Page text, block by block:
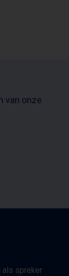
van onze
als spreker